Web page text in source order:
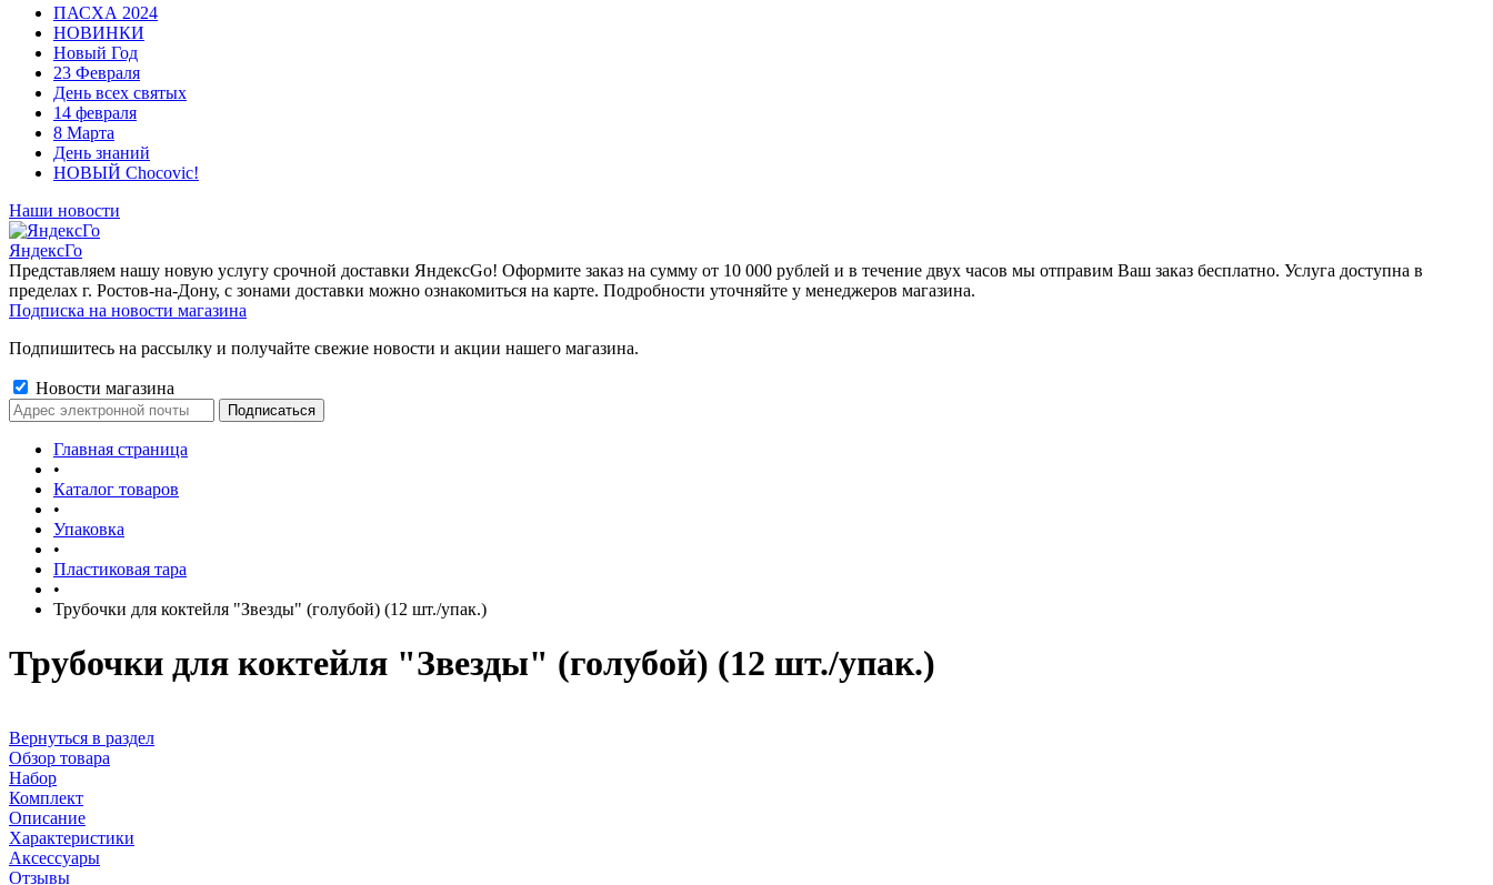
ПАСХА 2024
НОВИНКИ
Новый Год
23 Февраля
День всех святых
14 февраля
8 Марта
День знаний
НОВЫЙ Chocovic!
Наши новости
ЯндексГо
Представляем нашу новую услугу срочной доставки ЯндексGo! Оформите заказ на сумму от 10 000 рублей и в течение двух часов мы отправим Ваш заказ бесплатно. Услуга доступна в
пределах г. Ростов-на-Дону, с зонами доставки можно ознакомиться на карте. Подробности уточняйте у менеджеров магазина.
Подписка на новости магазина
Подпишитесь на рассылку и получайте свежие новости и акции нашего магазина.
Новости магазина
Главная страница
•
Каталог товаров
•
Упаковка
•
Пластиковая тара
•
Трубочки для коктейля "Звезды" (голубой) (12 шт./упак.)
Трубочки для коктейля "Звезды" (голубой) (12 шт./упак.)
Вернуться в раздел
Обзор товара
Набор
Комплект
Описание
Характеристики
Аксессуары
Отзывы